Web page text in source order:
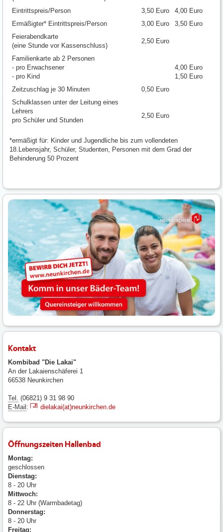
Eintrittspreis/Person
3,50 Euro
4,00 Euro
Ermäßigter* Eintrittspreis/Person
3,00 Euro
3,50 Euro
Feierabendkarte
(eine Stunde vor Kassenschluss)
2,50 Euro
Familienkarte ab 2 Personen
- pro Erwachsener
- pro Kind
4,00 Euro
1,50 Euro
Zeitzuschlag je 30 Minuten
0,50 Euro
Schulklassen unter der Leitung eines
Lehrers
pro Schüler und Stunden
2,50 Euro
*ermäßigt für: Kinder und Jugendliche bis zum vollendeten
18.Lebensjahr, Schüler, Studenten, Personen mit dem Grad der
Behinderung 50 Prozent
Kontakt
Kombibad "Die Lakai"
An der Lakaienschäferei 1
66538 Neunkirchen
Tel. (06821) 9 31 98 90
E-Mail : dielakai(at)neunkirchen.de
Öffnungszeiten Hallenbad
Montag:
geschlossen
Dienstag:
8 - 20 Uhr
Mittwoch:
8 - 22 Uhr (Warmbadetag)
Donnerstag:
8 - 20 Uhr
Freitag: